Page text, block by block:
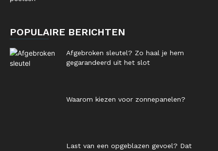
POPULAIRE BERICHTEN
Afgebroken sleutel? Zo haal je hem
gegarandeerd uit het slot
Waarom kiezen voor zonnepanelen?
Last van een opgeblazen gevoel? Dat